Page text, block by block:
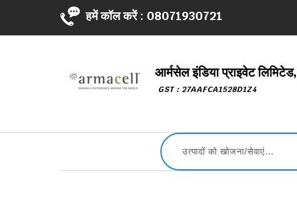
हमें कॉल करें : 08071930721
आर्मसेल इंडिया प्राइवेट लिमिटेड,
GST : 27AAFCA1528D1Z4